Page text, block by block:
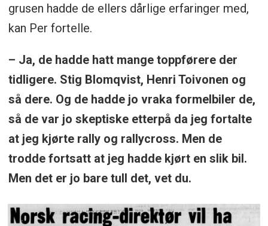
grusen hadde de ellers dårlige erfaringer med,
kan Per fortelle.
– Ja, de hadde hatt mange toppførere der
tidligere. Stig Blomqvist, Henri Toivonen og
så dere. Og de hadde jo vraka formelbiler de,
så de var jo skeptiske etterpå da jeg fortalte
at jeg kjørte rally og rallycross. Men de
trodde fortsatt at jeg hadde kjørt en slik bil.
Men det er jo bare tull det, vet du.